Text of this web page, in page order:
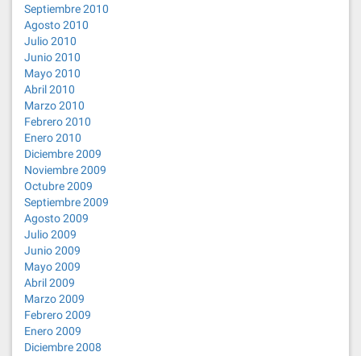
Septiembre 2010
Agosto 2010
Julio 2010
Junio 2010
Mayo 2010
Abril 2010
Marzo 2010
Febrero 2010
Enero 2010
Diciembre 2009
Noviembre 2009
Octubre 2009
Septiembre 2009
Agosto 2009
Julio 2009
Junio 2009
Mayo 2009
Abril 2009
Marzo 2009
Febrero 2009
Enero 2009
Diciembre 2008